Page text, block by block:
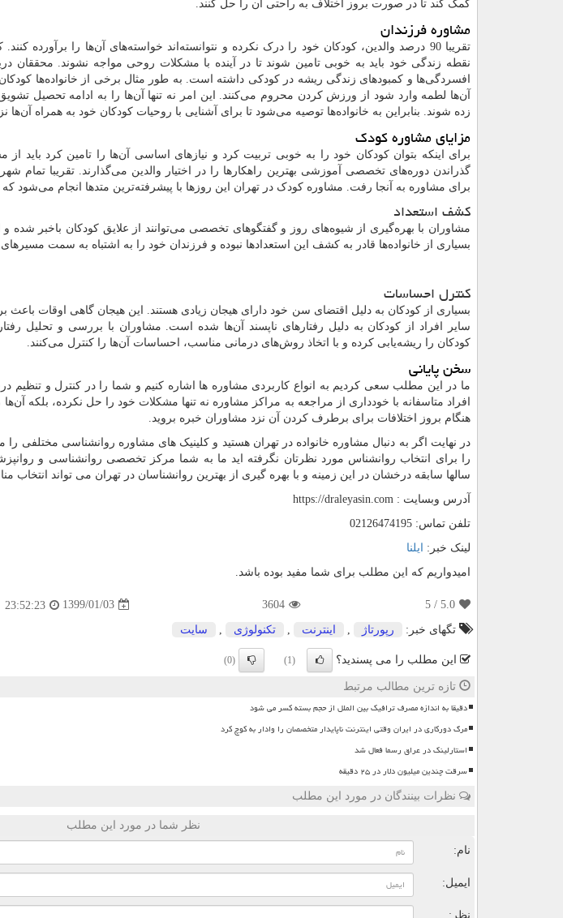
کمک کند تا در صورت بروز اختلاف به راحتی آن را حل کنند.
مشاوره فرزندان
تقریبا 90 درصد والدین، کودکان خود را درک نکرده و نتوانسته‌اند خواسته‌های آن‌ها را
نقطه زندگی خود باید به خوبی تامین شوند تا در آینده با مشکلات روحی مواجه نشوند. محققان
افسردگی‌ها و کمبودهای زندگی ریشه در کودکی داشته است. به طور مثال برخی از خانواده‌ها
آن‌ها لطمه وارد شود از ورزش کردن محروم می‌کنند. این امر نه تنها آن‌ها را به ادامه تحصیل
زده شوند. بنابراین به خانواده‌ها توصیه می‌شود تا برای آشنایی با روحیات کودکان خود به همراه آن‌ها
مزایای مشاوره کودک
برای اینکه بتوان کودکان خود را به خوبی تربیت کرد و نیازهای اساسی آن‌ها را تامین کرد باید
گذراندن دوره‌های تخصصی آموزشی بهترین راهکارها را در اختیار والدین می‌گذارند. تقریبا تمام
برای مشاوره به آنجا رفت. مشاوره کودک در تهران این روزها با پیشرفته‌ترین متدها انجام می‌شود
کشف استعداد
مشاوران با بهره‌گیری از شیوه‌های روز و گفتگوهای تخصصی می‌توانند از علایق کودکان باخبر شده و
بسیاری از خانواده‌ها قادر به کشف این استعدادها نبوده و فرزندان خود را به اشتباه به سمت
کنترل احساسات
بسیاری از کودکان به دلیل اقتضای سن خود دارای هیجان زیادی هستند. این هیجان گاهی اوقات
سایر افراد از کودکان به دلیل رفتارهای ناپسند آن‌ها شده است. مشاوران با بررسی و تحلیل
کودکان را ریشه‌یابی کرده و با اتخاذ روش‌های درمانی مناسب، احساسات آن‌ها را کنترل می‌کنند.
سخن پایانی
ما در این مطلب سعی کردیم به انواع کاربردی مشاوره ‌ها اشاره کنیم و شما را در کنترل و
افراد متاسفانه با خودداری از مراجعه به مراکز مشاوره نه تنها مشکلات خود را حل نکرده، بلکه
هنگام بروز اختلافات برای برطرف کردن آن نزد مشاوران خبره بروید.
در نهایت اگر به دنبال مشاوره خانواده در تهران هستید و کلینیک های مشاوره روانشناسی مختلفی را
را برای انتخاب روانشناس مورد نظرتان نگرفته اید ما به شما مرکز تخصصی روانشناسی و
سالها سابقه درخشان در این زمینه و با بهره گیری از بهترین روانشناسان در تهران می تواند انتخاب
آدرس وبسایت : https://draleyasin.com
تلفن تماس: 02126474195
لینک خبر:
ایلنا
امیدواریم که این مطلب برای شما مفید بوده باشد.
5.0
/ 5
3604
1399/01/03
23:52:23
تگهای خبر:
رپورتاژ اینترنت تكنولوژی سایت
این مطلب را می پسندید؟ (1)
(0)
تازه ترین مطالب مرتبط
دقیقا به اندازه مصرف ترافیک بین الملل از حجم بسته کسر می شود
مرگ دورکاری در ایران وقتی اینترنت ناپایدار متخصصان را وادار به کوچ کرد
استارلینک در عراق رسما فعال شد
سرقت چندین میلیون دلار در ۲۵ دقیقه
نظرات بینندگان در مورد این مطلب
نظر شما در مورد این مطلب
نام:
ایمیل:
نظر: